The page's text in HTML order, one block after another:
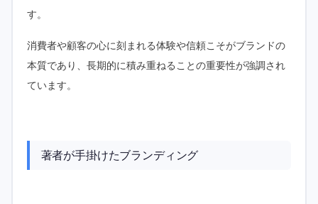
す。
消費者や顧客の心に刻まれる体験や信頼こそがブランドの
本質であり、長期的に積み重ねることの重要性が強調され
ています。
著者が手掛けたブランディング